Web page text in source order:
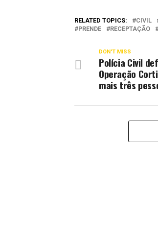
RELATED TOPICS: CIVIL
PRENDE
RECEPTAÇÃO
DON'T MISS
Polícia Civil
Operação
mais três